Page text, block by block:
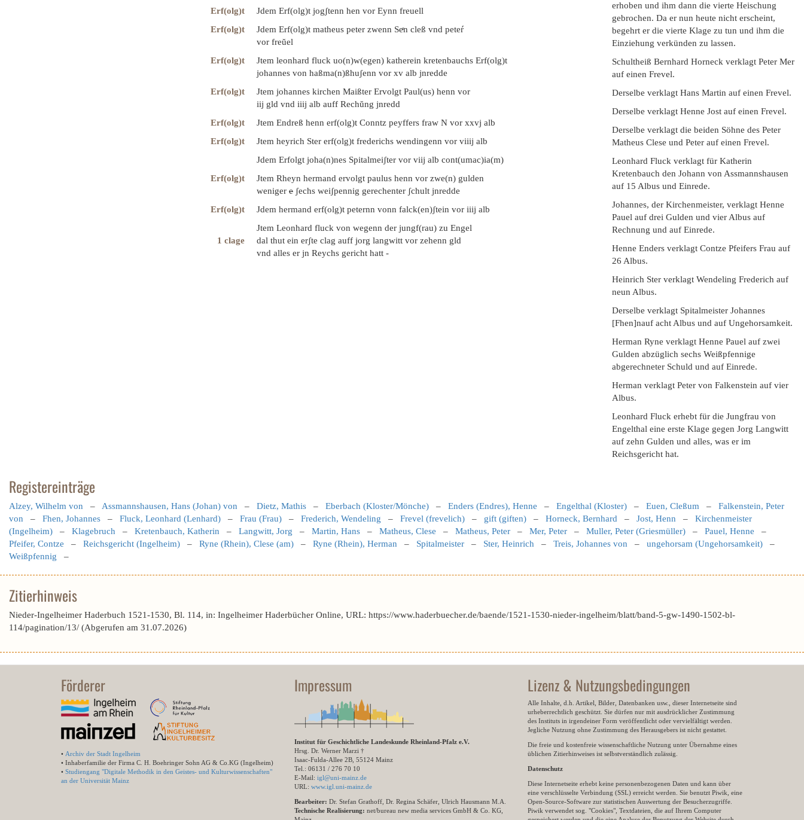
Erf(olg)t
Jdem Erf(olg)t jogʃtenn hen vor Eynn freuell
Erf(olg)t
Jdem Erf(olg)t matheus peter zwenn Seͤn cleß vnd peteŕ
vor freŭel
Erf(olg)t
Jtem leonhard fluck uo(n)w(egen) katherein kretenbauchs Erf(olg)t
johannes von haßma(n)ßhuʃenn vor xv alb jnredde
Erf(olg)t
Jtem johannes kirchen Maißter Ervolgt Paul(us) henn vor
iij gld vnd iiij alb auff Rechŭng jnredd
Erf(olg)t
Jtem Endreß henn erf(olg)t Conntz peyffers fraw N vor xxvj alb
Erf(olg)t
Jtem heyrich Ster erf(olg)t frederichs wendingenn vor viiij alb
Jdem Erfolgt joha(n)nes Spitalmeiʃter vor viij alb cont(umac)ia(m)
Erf(olg)t
Jtem Rheyn hermand ervolgt paulus henn vor zwe(n) gulden
weniger e ʃechs weiʃpennig gerechenter ʃchult jnredde
Erf(olg)t
Jdem hermand erf(olg)t peternn vonn falck(en)ʃtein vor iiij alb
Jtem Leonhard fluck von wegenn der jungf(rau) zu Engel
1 clage
dal thut ein erʃte clag auff jorg langwitt vor zehenn gld
vnd alles er jn Reychs gericht hatt -
erhoben und ihm dann die vierte Heischung
gebrochen. Da er nun heute nicht erscheint,
begehrt er die vierte Klage zu tun und ihm die
Einziehung verkünden zu lassen.
Schultheiß Bernhard Horneck verklagt Peter Mer
auf einen Frevel.
Derselbe verklagt Hans Martin auf einen Frevel.
Derselbe verklagt Henne Jost auf einen Frevel.
Derselbe verklagt die beiden Söhne des Peter
Matheus Clese und Peter auf einen Frevel.
Leonhard Fluck verklagt für Katherin
Kretenbauch den Johann von Assmannshausen
auf 15 Albus und Einrede.
Johannes, der Kirchenmeister, verklagt Henne
Pauel auf drei Gulden und vier Albus auf
Rechnung und auf Einrede.
Henne Enders verklagt Contze Pfeifers Frau auf
26 Albus.
Heinrich Ster verklagt Wendeling Frederich auf
neun Albus.
Derselbe verklagt Spitalmeister Johannes
[Fhen]nauf acht Albus und auf Ungehorsamkeit.
Herman Ryne verklagt Henne Pauel auf zwei
Gulden abzüglich sechs Weißpfennige
abgerechneter Schuld und auf Einrede.
Herman verklagt Peter von Falkenstein auf vier
Albus.
Leonhard Fluck erhebt für die Jungfrau von
Engelthal eine erste Klage gegen Jorg Langwitt
auf zehn Gulden und alles, was er im
Reichsgericht hat.
Registereinträge
Alzey, Wilhelm von – Assmannshausen, Hans (Johan) von – Dietz, Mathis – Eberbach (Kloster/Mönche) – Enders (Endres), Henne – Engelthal (Kloster) – Euen, Cleßum – Falkenstein, Peter
von – Fhen, Johannes – Fluck, Leonhard (Lenhard) – Frau (Frau) – Frederich, Wendeling – Frevel (frevelich) – gift (giften) – Horneck, Bernhard – Jost, Henn – Kirchenmeister
(Ingelheim) – Klagebruch – Kretenbauch, Katherin – Langwitt, Jorg – Martin, Hans – Matheus, Clese – Matheus, Peter – Mer, Peter – Muller, Peter (Griesmüller) – Pauel, Henne –
Pfeifer, Contze – Reichsgericht (Ingelheim) – Ryne (Rhein), Clese (am) – Ryne (Rhein), Herman – Spitalmeister – Ster, Heinrich – Treis, Johannes von – ungehorsam (Ungehorsamkeit) –
Weißpfennig –
Zitierhinweis
Nieder-Ingelheimer Haderbuch 1521-1530, Bl. 114, in: Ingelheimer Haderbücher Online, URL: https://www.haderbuecher.de/baende/1521-1530-nieder-ingelheim/blatt/band-5-gw-1490-1502-bl-
114/pagination/13/ (Abgerufen am 31.07.2026)
Förderer
• Archiv der Stadt Ingelheim
• Inhaberfamilie der Firma C. H. Boehringer Sohn AG & Co.KG (Ingelheim)
• Studiengang "Digitale Methodik in den Geistes- und Kulturwissenschaften"
an der Universität Mainz
Impressum
Institut für Geschichtliche Landeskunde Rheinland-Pfalz e.V.
Hrsg. Dr. Werner Marzi †
Isaac-Fulda-Allee 2B, 55124 Mainz
Tel.: 06131 / 276 70 10
E-Mail: igl@uni-mainz.de
URL: www.igl.uni-mainz.de
Bearbeiter: Dr. Stefan Grathoff, Dr. Regina Schäfer, Ulrich Hausmann M.A.
Technische Realisierung: net/bureau new media services GmbH & Co. KG,
Lizenz & Nutzungsbedingungen
Alle Inhalte, d.h. Artikel, Bilder, Datenbanken usw., dieser Internetseite sind
urheberrechtlich geschützt. Sie dürfen nur mit ausdrücklicher Zustimmung
des Instituts in irgendeiner Form veröffentlicht oder vervielfältigt werden.
Jegliche Nutzung ohne Zustimmung des Herausgebers ist nicht gestattet.
Die freie und kostenfreie wissenschaftliche Nutzung unter Übernahme eines
üblichen Zitierhinweises ist selbstverständlich zulässig.
Datenschutz
Diese Internetseite erhebt keine personenbezogenen Daten und kann über
eine verschlüsselte Verbindung (SSL) erreicht werden. Sie benutzt Piwik, eine
Open-Source-Software zur statistischen Auswertung der Besucherzugriffe.
Piwik verwendet sog. "Cookies", Textdateien, die auf Ihrem Computer